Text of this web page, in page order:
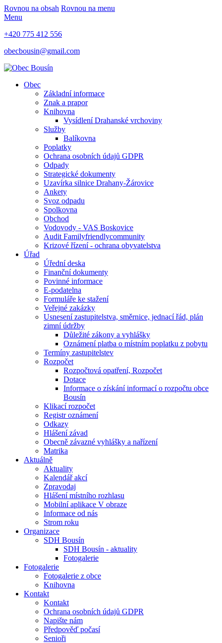
Rovnou na obsah Rovnou na menu
Menu
+420 775 412 556
obecbousin@gmail.com
Obec
Základní informace
Znak a prapor
Knihovna
Vysídlení Drahanské vrchoviny
Služby
Balíkovna
Poplatky
Ochrana osobních údajů GDPR
Odpady
Strategické dokumenty
Uzavírka silnice Drahany-Žárovice
Ankety
Svoz odpadu
Spolkovna
Obchod
Vodovody - VAS Boskovice
Audit Familyfriendlycommunity
Krizové řízení - ochrana obyvatelstva
Úřad
Úřední deska
Finanční dokumenty
Povinné informace
E-podatelna
Formuláře ke stažení
Veřejné zakázky
Usnesení zastupitelstva, směrnice, jednací řád, plán
zimní údržby
Důležité zákony a vyhlášky
Oznámení platba o místním poplatku z pobytu
Termíny zastupitelstev
Rozpočet
Rozpočtová opatření, Rozpočet
Dotace
Informace o získání informací o rozpočtu obce
Bousín
Klikací rozpočet
Registr oznámení
Odkazy
Hlášení závad
Obecně závazné vyhlášky a nařízení
Matrika
Aktuálně
Aktuality
Kalendář akcí
Zpravodaj
Hlášení místního rozhlasu
Mobilní aplikace V obraze
Informace od nás
Strom roku
Organizace
SDH Bousín
SDH Bousín - aktuality
Fotogalerie
Fotogalerie
Fotogalerie z obce
Knihovna
Kontakt
Kontakt
Ochrana osobních údajů GDPR
Napište nám
Předpověď počasí
Senioři